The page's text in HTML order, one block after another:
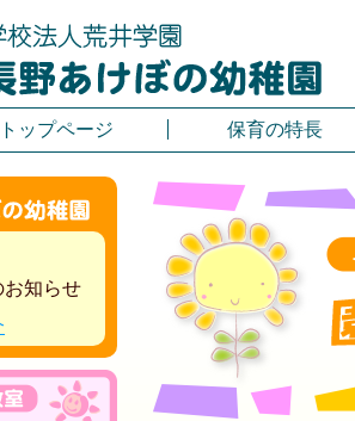
ップページ 保育の特長
お知らせ